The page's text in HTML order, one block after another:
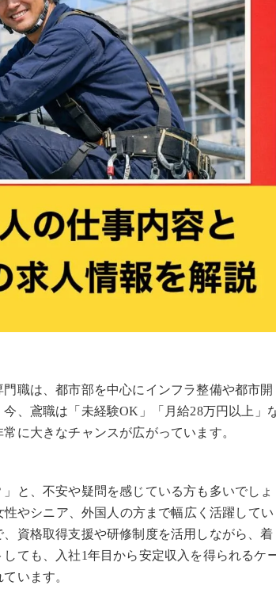
職は、都市部を中心にインフラ整備や都市開
、鳶職は「未経験OK」「月給28万円以上」
に大きなチャンスが広がっています。
と、不安や疑問を感じている方も多いでしょ
やシニア、外国人の方まで幅広く活躍してい
資格取得支援や研修制度を活用しながら、着
ても、入社1年目から安定収入を得られるケ
います。